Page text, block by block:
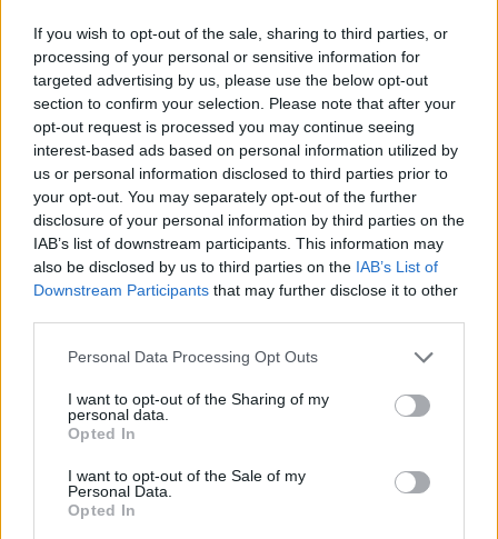
If you wish to opt-out of the sale, sharing to third parties, or
processing of your personal or sensitive information for
targeted advertising by us, please use the below opt-out
section to confirm your selection. Please note that after your
opt-out request is processed you may continue seeing
interest-based ads based on personal information utilized by
us or personal information disclosed to third parties prior to
your opt-out. You may separately opt-out of the further
disclosure of your personal information by third parties on the
IAB’s list of downstream participants. This information may
also be disclosed by us to third parties on the IAB’s List of
Downstream Participants that may further disclose it to other
Personal Data Processing Opt Outs
I want to opt-out of the Sharing of my
personal data.
Opted In
I want to opt-out of the Sale of my
Personal Data.
Opted In
Szöllősi Gáborral, a Gardenfutura ügyvezetőjével beszélgettünk.
Történelmi aszály sújtja Nagy-
Britanniát is